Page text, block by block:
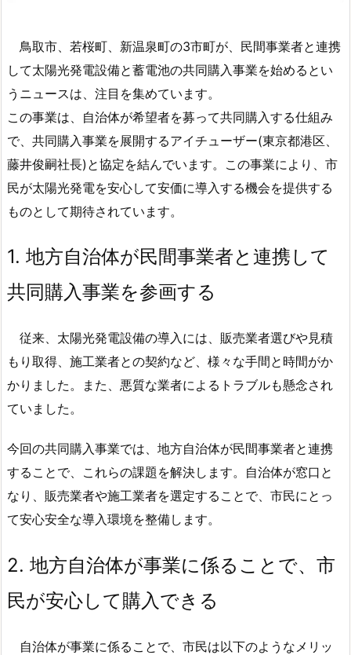
鳥取市、若桜町、新温泉町の3市町が、民間事業者と連携
して太陽光発電設備と蓄電池の共同購入事業を始めるとい
うニュースは、注目を集めています。
この事業は、自治体が希望者を募って共同購入する仕組み
で、共同購入事業を展開するアイチューザー(東京都港区、
藤井俊嗣社長)と協定を結んでいます。この事業により、市
民が太陽光発電を安心して安価に導入する機会を提供する
ものとして期待されています。
1. 地方自治体が民間事業者と連携して
共同購入事業を参画する
従来、太陽光発電設備の導入には、販売業者選びや見積
もり取得、施工業者との契約など、様々な手間と時間がか
かりました。また、悪質な業者によるトラブルも懸念され
ていました。
今回の共同購入事業では、地方自治体が民間事業者と連携
することで、これらの課題を解決します。自治体が窓口と
なり、販売業者や施工業者を選定することで、市民にとっ
て安心安全な導入環境を整備します。
2. 地方自治体が事業に係ることで、市
民が安心して購入できる
自治体が事業に係ることで、市民は以下のようなメリッ